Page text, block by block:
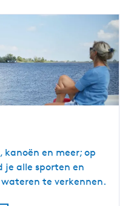
kanoën en meer; op
je alle sporten en
te verkennen.